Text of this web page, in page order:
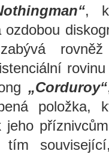
,
zabývá
„Corduroy“
položka,
jeho